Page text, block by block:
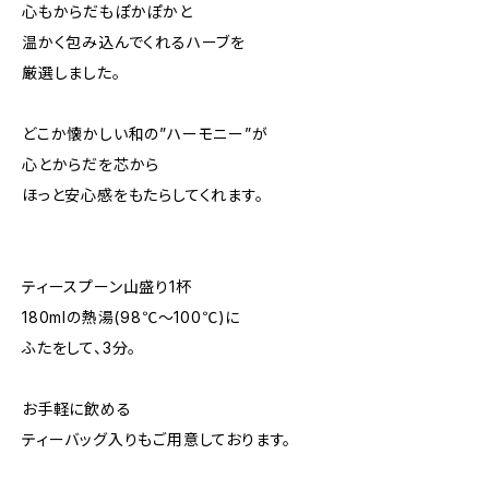
心もからだもぽかぽかと
温かく包み込んでくれるハーブを
厳選しました。
どこか懐かしい和の”ハーモニー”が
心とからだを芯から
ほっと安心感をもたらしてくれます。
ティースプーン山盛り1杯
180mlの熱湯(98℃～100℃)に
ふたをして、3分。
お手軽に飲める
ティーバッグ入りもご用意しております。